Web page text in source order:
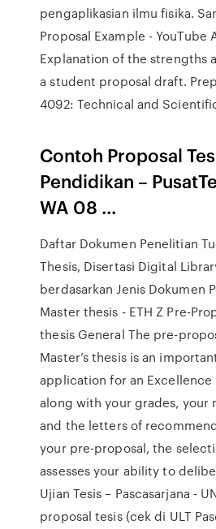
pengaplikasian ilmu fisika.
Proposal Example - YouTube
Explanation of the strengths
a student proposal draft.
4092: Technical and
Contoh Proposal
Pendidikan –
WA 08 ...
Daftar Dokumen Penelitian
Thesis, Disertasi Digital
berdasarkan Jenis Dokumen
Master thesis - ETH Z Pre-
thesis General The pre-
Master’s thesis is an
application for an Excellence
along with your grades,
and the letters of
your pre-proposal, the
assesses your ability to
Ujian Tesis – Pascasarjana -
proposal tesis (cek di ULT